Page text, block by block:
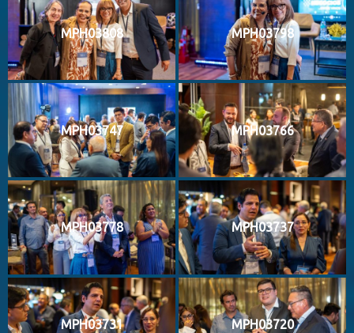
MPH03808 MPH03798
MPH03747 MPH03766
MPH03778 MPH03737
MPH03731 MPH03720